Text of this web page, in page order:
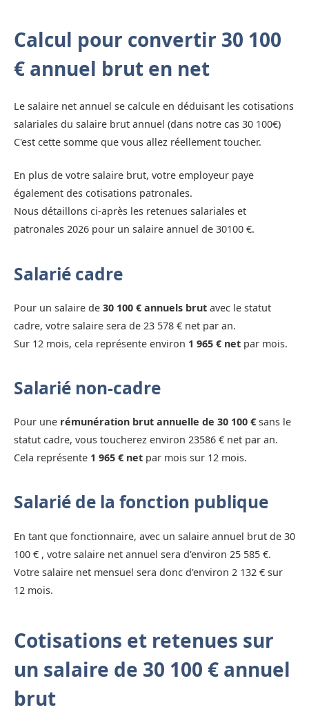
Calcul pour convertir 30 100
€ annuel brut en net
Le salaire net annuel se calcule en déduisant les cotisations
salariales du salaire brut annuel (dans notre cas 30 100€)
C'est cette somme que vous allez réellement toucher.
En plus de votre salaire brut, votre employeur paye
également des cotisations patronales.
Nous détaillons ci-après les retenues salariales et
patronales 2026 pour un salaire annuel de 30100 €.
Salarié cadre
Pour un salaire de 30 100 € annuels brut avec le statut
cadre, votre salaire sera de 23 578 € net par an.
Sur 12 mois, cela représente environ 1 965 € net par mois.
Salarié non-cadre
Pour une rémunération brut annuelle de 30 100 € sans le
statut cadre, vous toucherez environ 23586 € net par an.
Cela représente 1 965 € net par mois sur 12 mois.
Salarié de la fonction publique
En tant que fonctionnaire, avec un salaire annuel brut de 30
100 € , votre salaire net annuel sera d'environ 25 585 €.
Votre salaire net mensuel sera donc d'environ 2 132 € sur
12 mois.
Cotisations et retenues sur
un salaire de 30 100 € annuel
brut